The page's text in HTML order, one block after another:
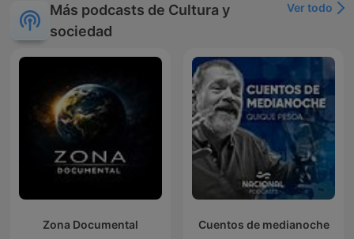
Más podcasts de Cultura y
sociedad
Ver todo
Zona Documental Cuentos de medianoche